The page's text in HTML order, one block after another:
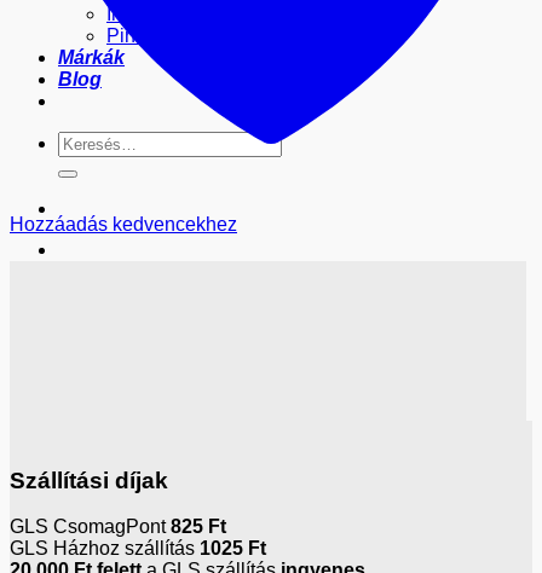
Irattartó pénztárca
Pincér Pénztárca és tartó
Márkák
Blog
Keresés
a
következőre:
Hozzáadás kedvencekhez
Szállítási díjak
GLS CsomagPont825 Ft
GLS Házhoz szállítás 1025 Ft